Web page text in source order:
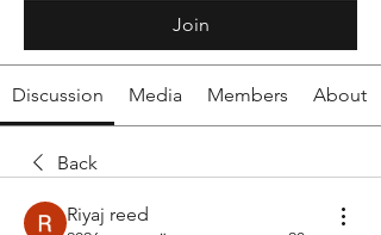
Join
Discussion Media Members About
Back
Riyaj reed